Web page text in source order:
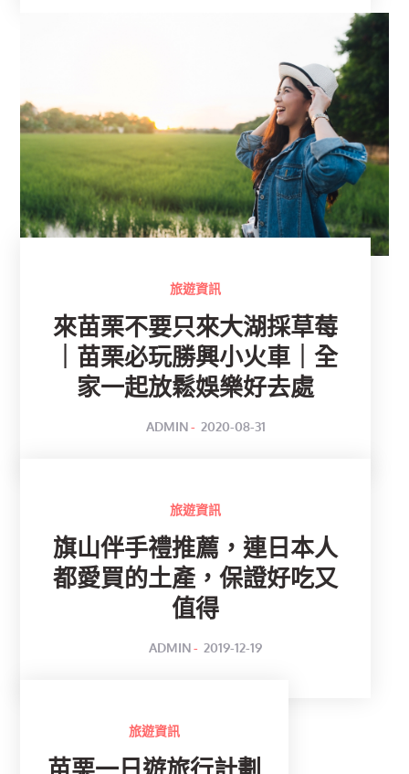
旅遊資訊
來苗栗不要只來大湖採草莓
｜苗栗必玩勝興小火車｜全
家一起放鬆娛樂好去處
ADMIN
POSTED
2020-08-31
旅遊資訊
旗山伴手禮推薦，連日本人
都愛買的土產，保證好吃又
值得
ADMIN
POSTED
2019-12-19
旅遊資訊